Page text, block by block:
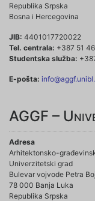
Republika Srpska
Bosna i Hercegovina
JIB: 4401017720022
Tel. centrala: +387 51
Studentska služba:
E-pošta:
AGGF –
Adresa
Arhitektonsko-
Univerzitetski grad
Bulevar vojvode Petra
78 000 Banja Luka
Republika Srpska